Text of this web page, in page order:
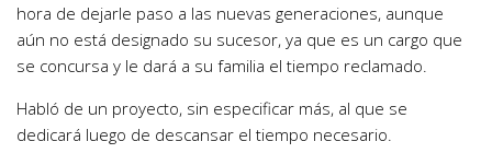
hora de dejarle paso a las nuevas generaciones, aunque
aún no está designado su sucesor, ya que es un cargo que
se concursa y le dará a su familia el tiempo reclamado.
Habló de un proyecto, sin especificar más, al que se
dedicará luego de descansar el tiempo necesario.